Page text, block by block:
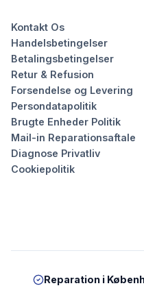
Kontakt Os
Handelsbetingelser
Betalingsbetingelser
Retur & Refusion
Forsendelse og Levering
Persondatapolitik
Brugte Enheder Politik
Mail-in Reparationsaftale
Diagnose Privatliv
Cookiepolitik
Reparation i